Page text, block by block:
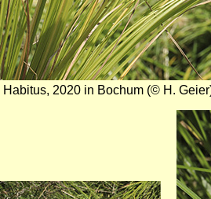
Habitus, 2020 in Bochum (© H.
Bild